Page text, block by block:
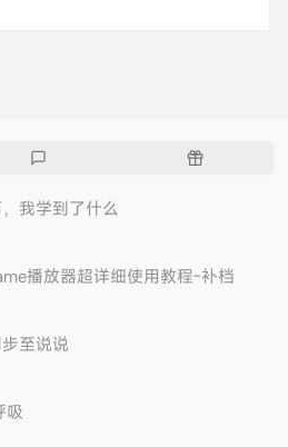
评
随
我学到了什么
播放器超详细使用教程-补档
至说说
吸